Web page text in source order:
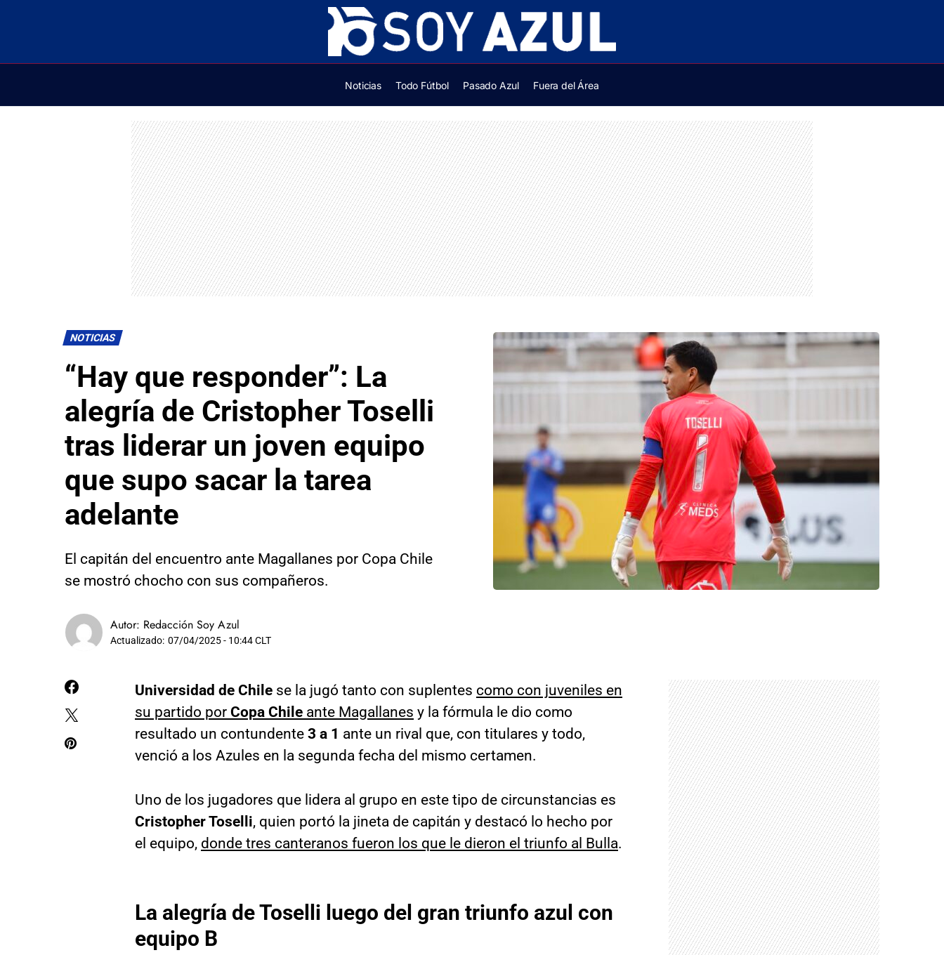
Noticias Todo Fútbol Pasado Azul Fuera del Área
NOTICIAS
“Hay que responder”: La
alegría de Cristopher Toselli
tras liderar un joven equipo
que supo sacar la tarea
adelante
El capitán del encuentro ante Magallanes por Copa Chile
se mostró chocho con sus compañeros.
Autor: Redacción Soy Azul
Actualizado: 07/04/2025 - 10:44 CLT
Universidad de Chile se la jugó tanto con suplentes como con juveniles en
su partido por Copa Chile ante Magallanes y la fórmula le dio como
resultado un contundente 3 a 1 ante un rival que, con titulares y todo,
venció a los Azules en la segunda fecha del mismo certamen.
Uno de los jugadores que lidera al grupo en este tipo de circunstancias es
Cristopher Toselli, quien portó la jineta de capitán y destacó lo hecho por
el equipo, donde tres canteranos fueron los que le dieron el triunfo al Bulla.
La alegría de Toselli luego del gran triunfo azul con
equipo B